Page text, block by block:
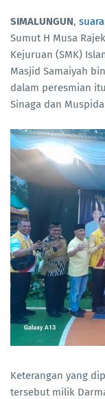
SIMALUNGUN,
Sumut H Musa
Kejuruan (SMK)
Masjid Samaiyah
dalam peresmian
Sinaga dan
Keterangan yang
tersebut milik